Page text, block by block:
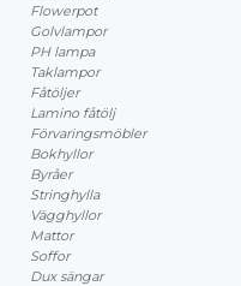
Flowerpot
Golvlampor
PH lampa
Taklampor
Fåtöljer
Lamino fåtölj
Förvaringsmöbler
Bokhyllor
Byråer
Stringhylla
Vägghyllor
Mattor
Soffor
Dux sängar